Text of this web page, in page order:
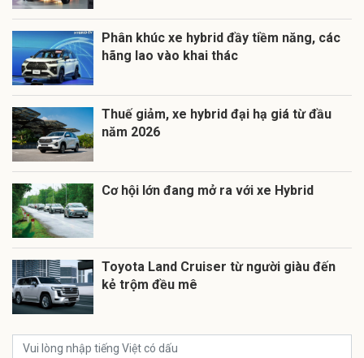
Phân khúc xe hybrid đầy tiềm năng, các
hãng lao vào khai thác
Thuế giảm, xe hybrid đại hạ giá từ đầu
năm 2026
Cơ hội lớn đang mở ra với xe Hybrid
Toyota Land Cruiser từ người giàu đến
kẻ trộm đều mê